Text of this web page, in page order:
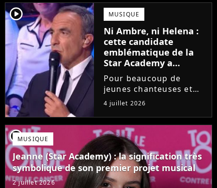
gagnante de la dernière
saison de la Star
Academy annonce les
dates de sa...
player2 MUSIQUE
Ni Ambre, ni Helena :
cette candidate
emblématique de la
Star Academy a
souffert après
l'émission, "J'étais
traitée de potiche"
Pour beaucoup de
jeunes chanteuses et
chanteurs, la Star
Academy est un rêve.
Mais comme l'a rappelé
une ancienne gagnante,
l'émission de TF1 n'est
pas toujours simple à
vivre.
4 juillet 2026
player2MUSIQUE
Jeanne (Star Academy) : la signification très
symbolique de son premier projet musical
2 juillet 2026